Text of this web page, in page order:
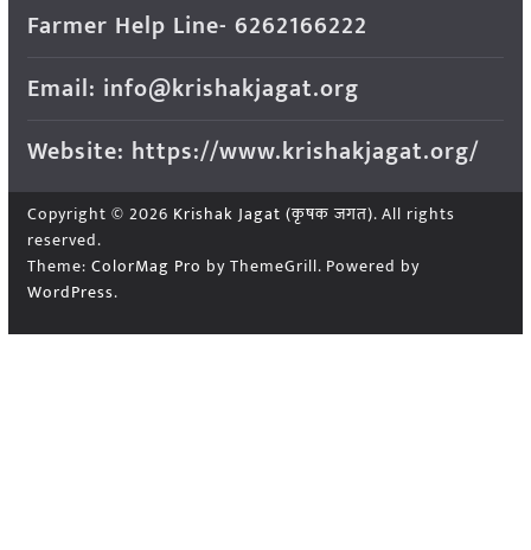
Farmer Help Line- 6262166222
Email: info@krishakjagat.org
Website: https://www.krishakjagat.org/
Copyright © 2026 Krishak Jagat (कृषक जगत). All rights
reserved.
Theme: ColorMag Pro by ThemeGrill. Powered by
WordPress.